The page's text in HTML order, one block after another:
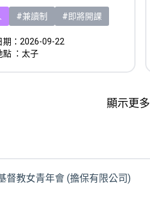
#兼讀制 #即將開課
期：2026-09-22
點 ：太子
顯示更多
督教女青年會 (擔保有限公司)